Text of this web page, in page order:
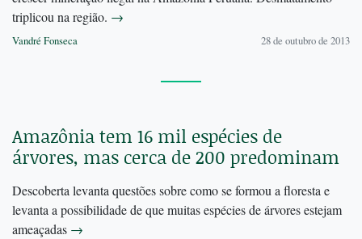
triplicou na região. →
Vandré Fonseca 28 de outubro de 2013
Amazônia tem 16 mil espécies de
árvores, mas cerca de 200 predominam
Descoberta levanta questões sobre como se formou a floresta e
levanta a possibilidade de que muitas espécies de árvores estejam
ameaçadas →